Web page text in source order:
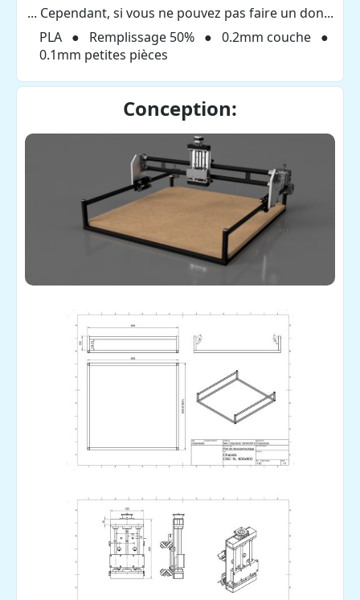
... Cependant, si vous ne pouvez pas faire un don...
PLA
Remplissage 50%
0.2mm couche
0.1mm petites pièces
Conception: